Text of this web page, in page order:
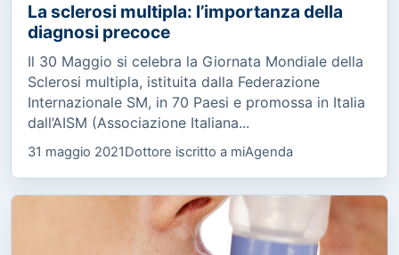
La sclerosi multipla: l’importanza della
diagnosi precoce
Il 30 Maggio si celebra la Giornata Mondiale della
Sclerosi multipla, istituita dalla Federazione
Internazionale SM, in 70 Paesi e promossa in Italia
dall’AISM (Associazione Italiana...
31 maggio 2021Dottore iscritto a miAgenda